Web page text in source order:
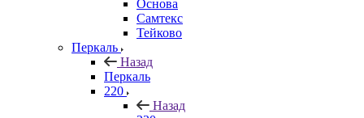
Основа
Самтекс
Тейково
Перкаль
Назад
Перкаль
220
Назад